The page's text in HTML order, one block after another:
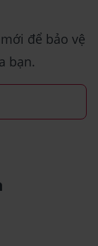
để bảo vệ
bạn.